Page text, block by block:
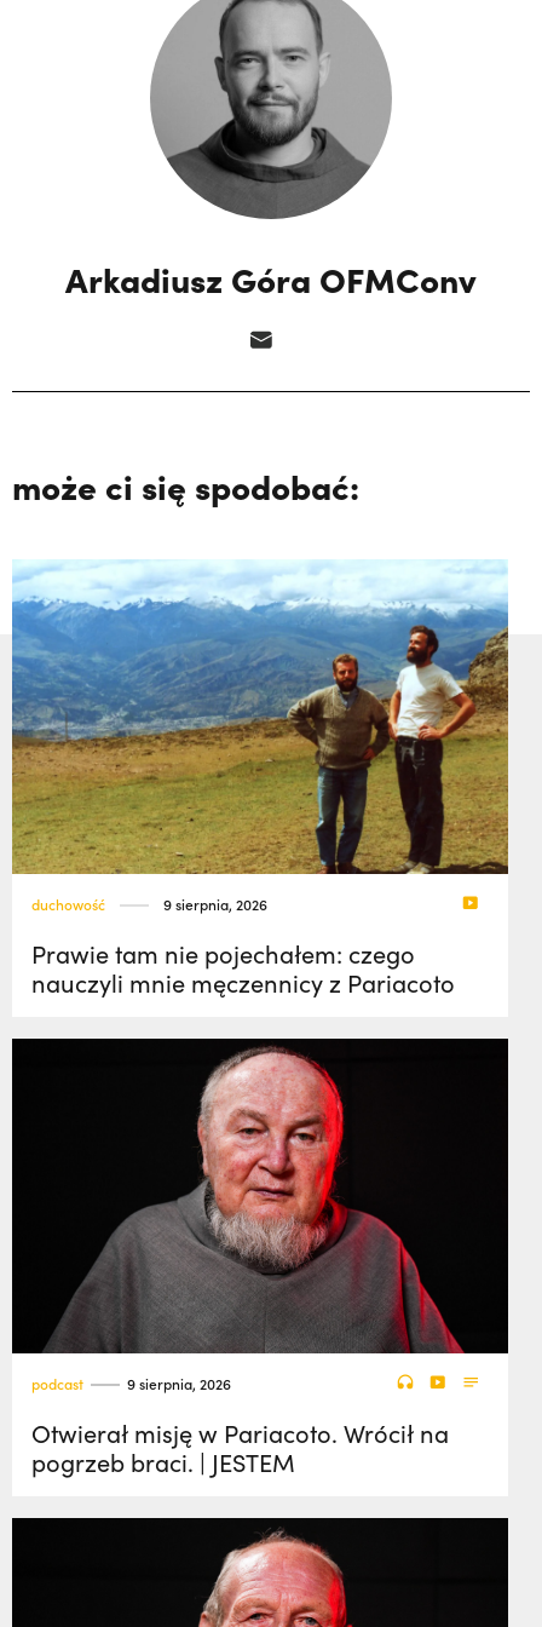
Arkadiusz Góra OFMConv
może ci się spodobać:
duchowość 9 sierpnia, 2026
Prawie tam nie pojechałem: czego
nauczyli mnie męczennicy z Pariacoto
podcast 9 sierpnia, 2026
Otwierał misję w Pariacoto. Wrócił na
pogrzeb braci. | JESTEM